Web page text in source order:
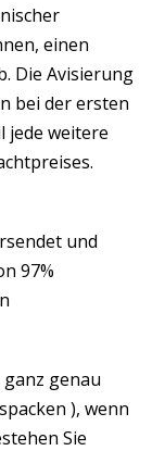
einen
Die Avisierung
bei der ersten
jede weitere
und
97%
genau
), wenn
Sie